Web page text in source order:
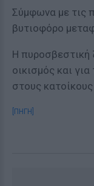
Σύμφωνα με τις
βυτιοφόρο
Η πυροσβεστική
οικισμός και
στους
[ΠΗΓΗ]